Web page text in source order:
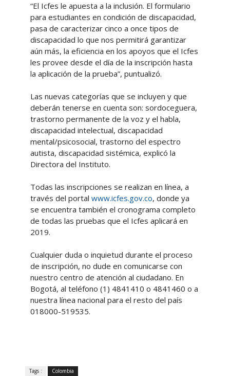
“El Icfes le apuesta a la inclusión. El formulario
para estudiantes en condición de discapacidad,
pasa de caracterizar cinco a once tipos de
discapacidad lo que nos permitirá garantizar
aún más, la eficiencia en los apoyos que el Icfes
les provee desde el día de la inscripción hasta
la aplicación de la prueba”, puntualizó.
Las nuevas categorías que se incluyen y que
deberán tenerse en cuenta son: sordoceguera,
trastorno permanente de la voz y el habla,
discapacidad intelectual, discapacidad
mental/psicosocial, trastorno del espectro
autista, discapacidad sistémica, explicó la
Directora del Instituto.
Todas las inscripciones se realizan en línea, a
través del portal www.icfes.gov.co, donde ya
se encuentra también el cronograma completo
de todas las pruebas que el Icfes aplicará en
2019.
Cualquier duda o inquietud durante el proceso
de inscripción, no dude en comunicarse con
nuestro centro de atención al ciudadano. En
Bogotá, al teléfono (1) 4841410 o 4841460 o a
nuestra línea nacional para el resto del país
018000-519535.
Tags : Colombia